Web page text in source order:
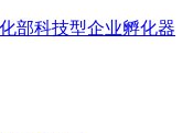
部科技型企业孵化器